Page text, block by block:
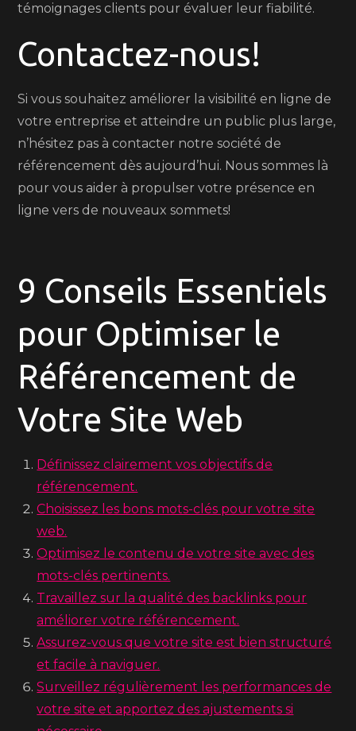
témoignages clients pour évaluer leur fiabilité.
Contactez-nous!
Si vous souhaitez améliorer la visibilité en ligne de
votre entreprise et atteindre un public plus large,
n’hésitez pas à contacter notre société de
référencement dès aujourd’hui. Nous sommes là
pour vous aider à propulser votre présence en
ligne vers de nouveaux sommets!
9 Conseils Essentiels
pour Optimiser le
Référencement de
Votre Site Web
Définissez clairement vos objectifs de
référencement.
Choisissez les bons mots-clés pour votre site
web.
Optimisez le contenu de votre site avec des
mots-clés pertinents.
Travaillez sur la qualité des backlinks pour
améliorer votre référencement.
Assurez-vous que votre site est bien structuré
et facile à naviguer.
Surveillez régulièrement les performances de
votre site et apportez des ajustements si